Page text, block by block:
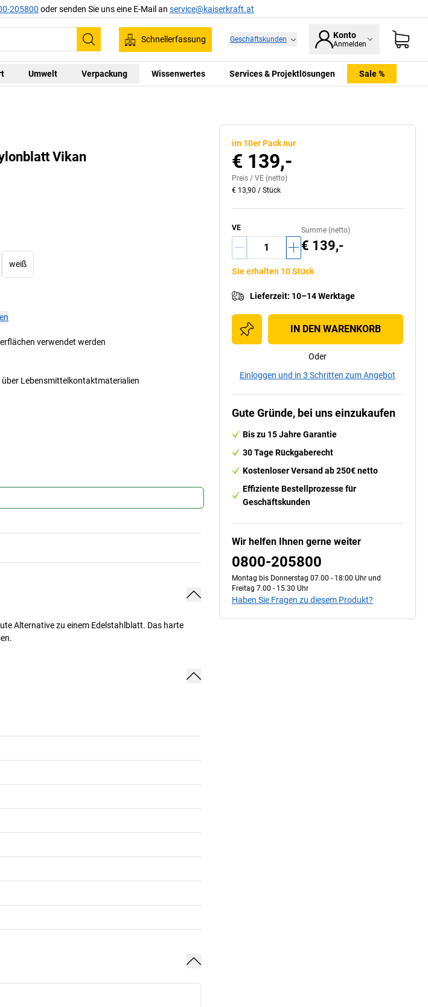
205800 oder senden Sie uns eine E-Mail an service@kaiserkraft.at
Suchen
Schnellerfassung Geschäftskunden Konto
Anmelden
Umwelt Verpackung Wissenwertes Services & Projektlösungen Sale %
Vikan
weiß
verwendet werden
Lebensmittelkontaktmaterialien
Alternative zu einem Edelstahlblatt. Das harte
im 10er Pack nur
€ 139,-
Preis / VE (netto)
€ 13,90 / Stück
VE Summe (netto)
€ 139,-
Sie erhalten 10 Stück
Lieferzeit: 10–14 Werktage
IN DEN WARENKORB
Oder
Einloggen und in 3 Schritten zum Angebot
Gute Gründe, bei uns einzukaufen
Bis zu 15 Jahre Garantie
30 Tage Rückgaberecht
Kostenloser Versand ab 250€ netto
Effiziente Bestellprozesse für
Geschäftskunden
Wir helfen Ihnen gerne weiter
0800-205800
Montag bis Donnerstag 07.00 - 18:00 Uhr und
Freitag 7.00 - 15.30 Uhr
Haben Sie Fragen zu diesem Produkt?